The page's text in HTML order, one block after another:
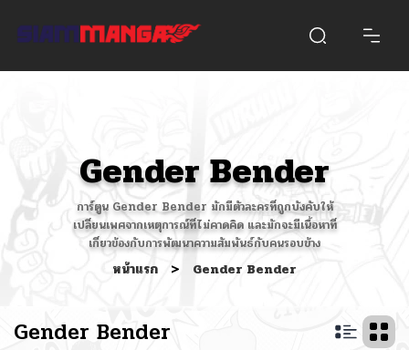
Gender Bender
การ์ตูน Gender Bender มักมีตัวละครที่ถูกบังคับให้
เปลี่ยนเพศจากเหตุการณ์ที่ไม่คาดคิด และมักจะมีเนื้อหาที่
เกี่ยวข้องกับการพัฒนาความสัมพันธ์กับคนรอบข้าง
หน้าแรก > Gender Bender
Gender Bender